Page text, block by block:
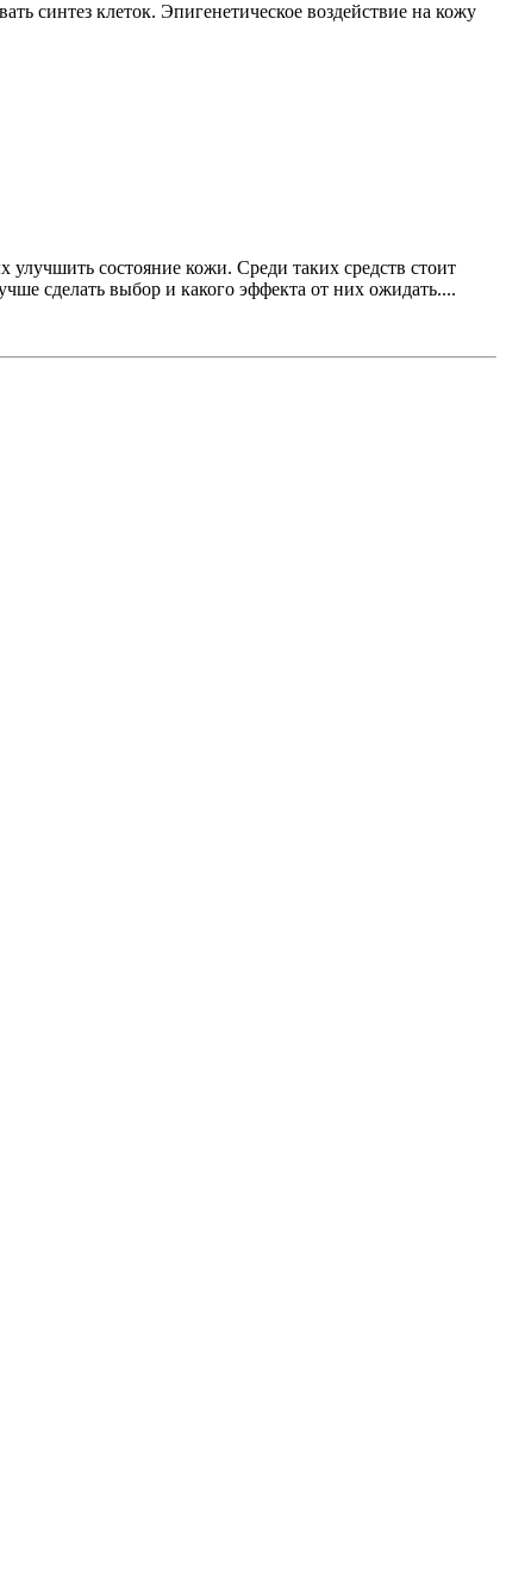
синтез клеток. Эпигенетическое воздействие на кожу
состояние кожи. Среди таких средств стоит
сделать выбор и какого эффекта от них ожидать....